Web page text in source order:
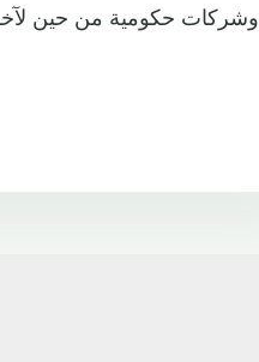
وشركات حكومية من حين